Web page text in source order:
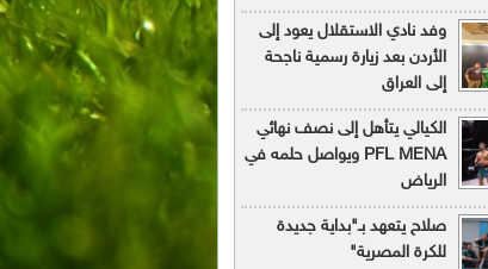
وفد نادي الاستقلال يعود إلى
الأردن بعد زيارة رسمية ناجحة
إلى العراق
الكيالي يتأهل إلى نصف نهائي
PFL MENA ويواصل حلمه في
الرياض
صلاح يتعهد بـ"بداية جديدة
للكرة المصرية"